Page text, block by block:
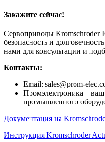
Закажите сейчас!
Сервоприводы Kromschroder
безопасность и
нами для консультации и
Контакты:
Email: sales@prom-
Промэлектроника –
промышленного
Документация на
Инструкция Kromschroder